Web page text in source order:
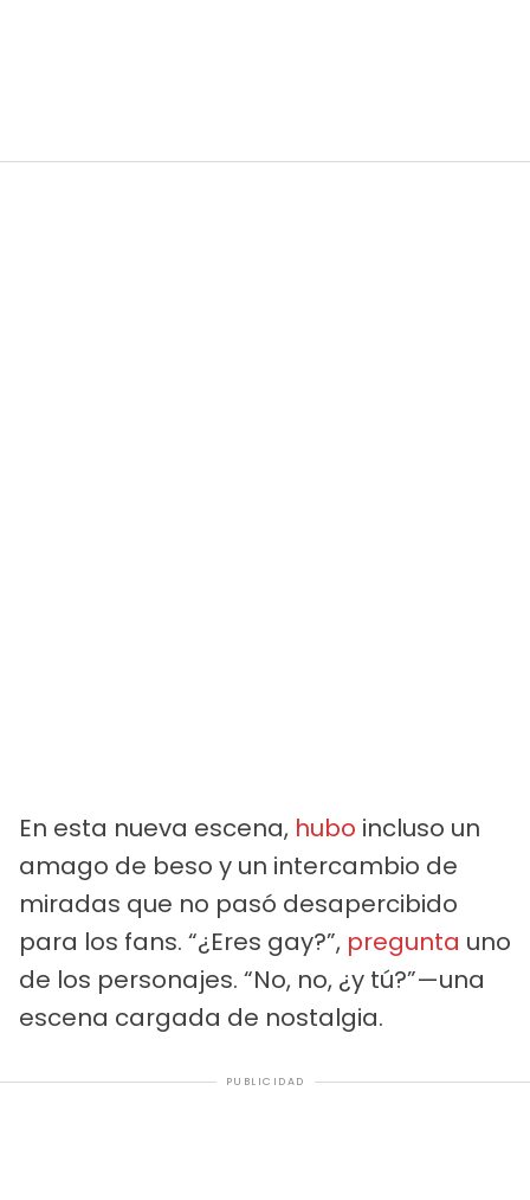
En esta nueva escena, hubo incluso un
amago de beso y un intercambio de
miradas que no pasó desapercibido
para los fans. “¿Eres gay?”, pregunta uno
de los personajes. “No, no, ¿y tú?”—una
escena cargada de nostalgia.
PUBLICIDAD